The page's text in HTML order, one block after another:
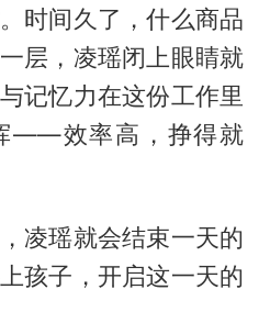
时间久了，什么商品
层，凌瑶闭上眼睛就
记忆力在这份工作里
——效率高，挣得就
凌瑶就会结束一天的
孩子，开启这一天的